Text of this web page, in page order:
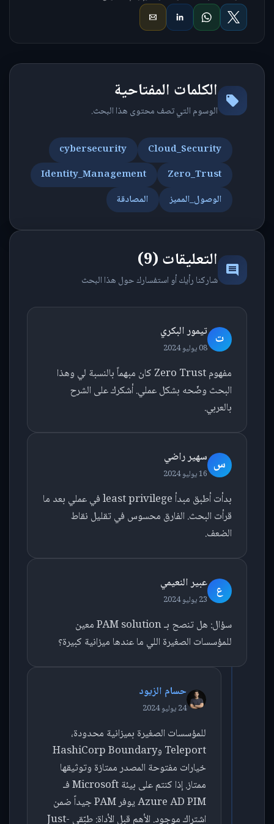
الكلمات المفتاحية
الوسوم التي تصف محتوى هذا البحث.
Cloud_Security
cybersecurity
Zero_Trust
Identity_Management
الوصول_المميز
المصادقة
التعليقات (9)
شاركنا رأيك أو استفسارك حول هذا البحث
ت تيمور البكري
08 يوليو 2024
مفهوم Zero Trust كان مبهماً بالنسبة لي وهذا
البحث وضّحه بشكل عملي. أشكرك على الشرح
بالعربي.
س سهير راضي
16 يوليو 2024
بدأت أطبق مبدأ least privilege في عملي بعد ما
قرأت البحث. الفارق محسوس في تقليل نقاط
الضعف.
ع عبير النعيمي
23 يوليو 2024
سؤال: هل تنصح بـ PAM solution معين
للمؤسسات الصغيرة اللي ما عندها ميزانية كبيرة؟
حسام الزيود
24 يوليو 2024
للمؤسسات الصغيرة بميزانية محدودة،
Teleport وHashiCorp Boundary
خيارات مفتوحة المصدر ممتازة وتوثيقها
ممتاز. إذا كنتم على بيئة Microsoft فـ
Azure AD PIM يوفر PAM جيداً ضمن
اشتراك موجود. الأهم قبل الأداة: طبّقي Just-